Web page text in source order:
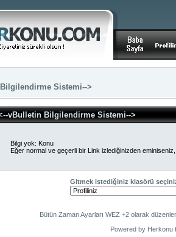
Sistemi-->
vBulletin Bilgilendirme Sistemi-->
Bilgi yok: Konu
Eğer normal ve geçerli bir Link izlediğinizden
Gitmek istediğiniz klasörü
Bütün Zaman Ayarları WEZ +2 olarak
Powered by Herkonu